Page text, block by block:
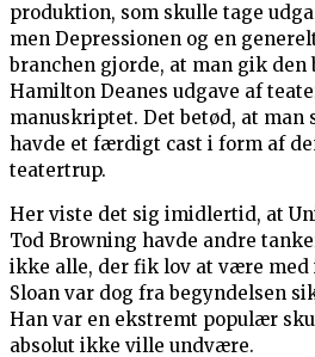
produktion, som skulle tage
men Depressionen og en
branchen gjorde, at man gik
Hamilton Deanes udgave af
manuskriptet. Det betød, at man
havde et færdigt cast i form af
teatertrup.
Her viste det sig imidlertid, at
Tod Browning havde andre
ikke alle, der fik lov at være med
Sloan var dog fra begyndelsen
Han var en ekstremt populær
absolut ikke ville undvære.